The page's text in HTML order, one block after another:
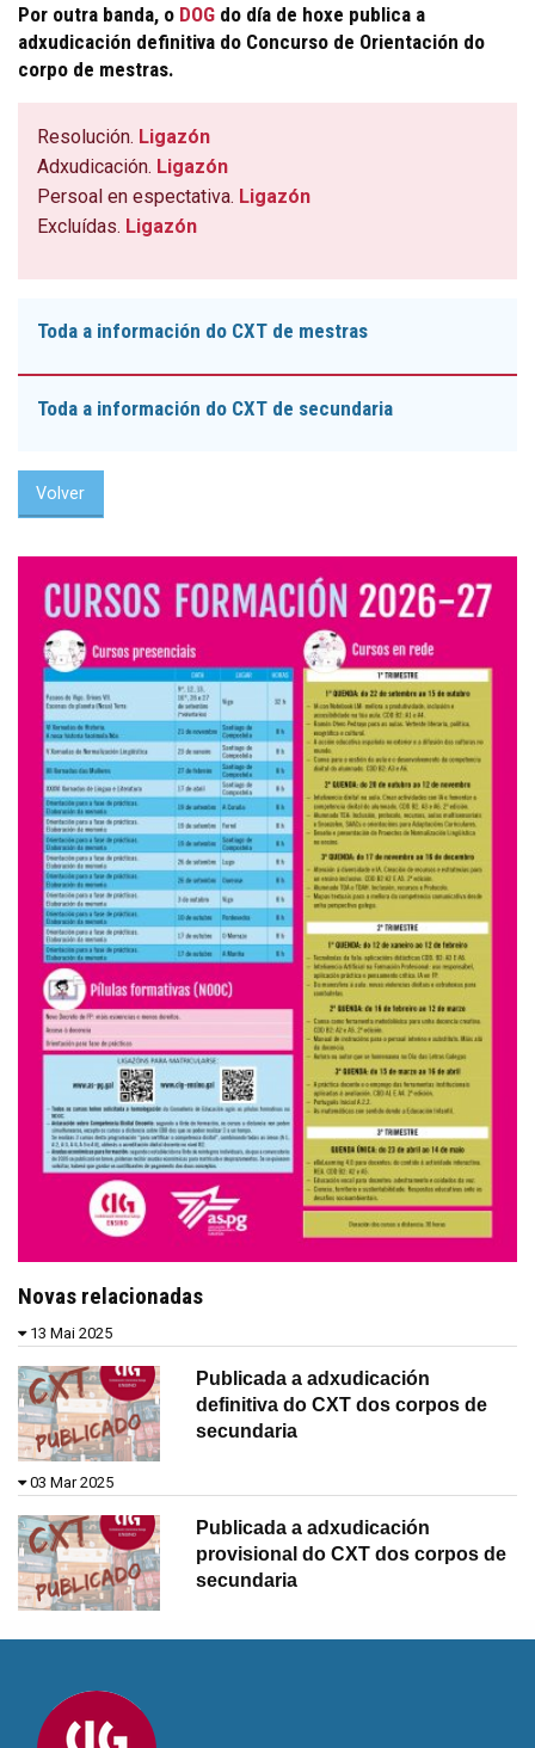
Por outra banda, o DOG do día de hoxe publica a
adxudicación definitiva do Concurso de Orientación do
corpo de mestras.
Resolución. Ligazón
Adxudicación. Ligazón
Persoal en espectativa. Ligazón
Excluídas. Ligazón
Toda a información do CXT de mestras
Toda a información do CXT de secundaria
Volver
Novas relacionadas
13 Mai 2025
Publicada a adxudicación
definitiva do CXT dos corpos de
secundaria
03 Mar 2025
Publicada a adxudicación
provisional do CXT dos corpos de
secundaria